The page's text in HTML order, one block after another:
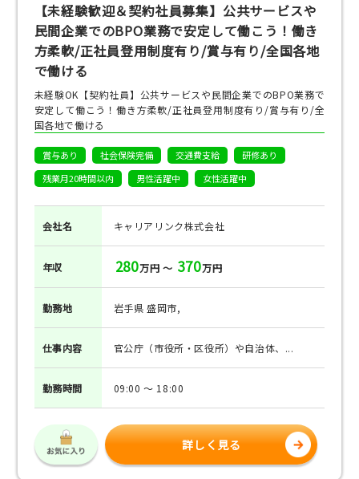
【未経験歓迎＆契約社員募集】公共サービスや
民間企業でのBPO業務で安定して働こう！働き
方柔軟/正社員登用制度有り/賞与有り/全国各地
で働ける
未経験OK【契約社員】公共サービスや民間企業でのBPO業務で
安定して働こう！働き方柔軟/正社員登用制度有り/賞与有り/全
国各地で働ける
賞与あり 社会保険完備 交通費支給
研修あり
残業月20時間以内
男性活躍中 女性活躍中
会社名 キャリアリンク株式会社
年収 280万円 ～ 370万円
勤務地 岩手県 盛岡市,
仕事内容 官公庁（市役所・区役所）や自治体、...
勤務時間 09:00 ～ 18:00
詳しく見る